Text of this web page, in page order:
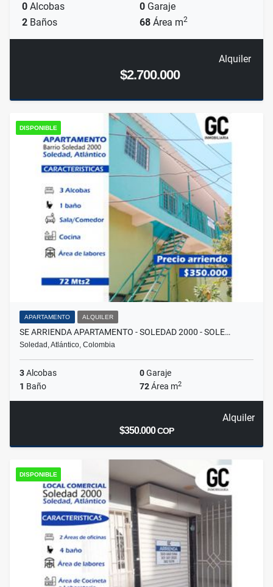
0 Alcobas 0 Garaje
2 Baños 68 Área m2
Alquiler
$2.700.000
DISPONIBLE
APARTAMENTO ALQUILER
SE ARRIENDA APARTAMENTO - SOLEDAD 2000 - SOLE…
Soledad, Atlántico, Colombia
3Alcobas 0Garaje
1 Baño 72Área m2
Alquiler
$350.000COP
DISPONIBLE